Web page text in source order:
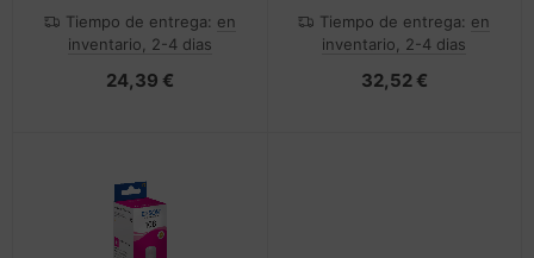
Tiempo de entrega: en
inventario, 2-4 dias
24,39 €
Tiempo de entrega: en
inventario, 2-4 dias
32,52 €